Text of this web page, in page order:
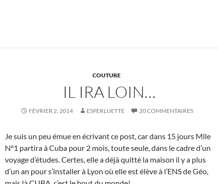
COUTURE
IL IRA LOIN…
FÉVRIER 2, 2014 ESPERLUETTE 20 COMMENTAIRES
Je suis un peu émue en écrivant ce post, car dans 15 jours Mlle
N°1 partira à Cuba pour 2 mois, toute seule, dans le cadre d’un
voyage d’études. Certes, elle a déjà quitté la maison il y a plus
d’un an pour s’installer à Lyon où elle est élève à l’ENS de Géo,